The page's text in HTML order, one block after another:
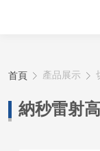
首頁 產品展示
納秒雷射